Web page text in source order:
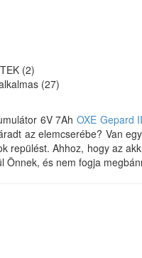
(2)
(27)
6V 7Ah OXE Gepard II
az elemcserébe? Van
repülést. Ahhoz, hogy az
Önnek, és nem fogja